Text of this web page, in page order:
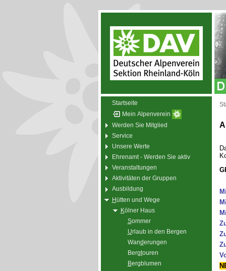
Startseite
Mein Alpenverein
Werden Sie Mitglied
Service
Unsere Werte
Ehrenamt - Werden Sie aktiv
Veranstaltungen
Aktivitäten der Gruppen
Ausbildung
Hütten und Wege
Kölner Haus
Sommer
Urlaub in den Bergen
Wanderungen
Bergtouren
Bergblumen